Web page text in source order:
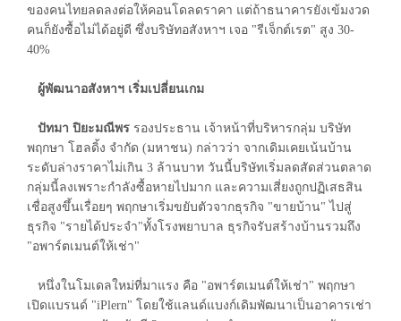
ของคนไทยลดลงต่อให้คอนโดลดราคา แต่ถ้าธนาคารยังเข้มงวด
คนก็ยังซื้อไม่ได้อยู่ดี ซึ่งบริษัทอสังหาฯ เจอ "รีเจ็กต์เรต" สูง 30-
40%
ผู้พัฒนาอสังหาฯ เริ่มเปลี่ยนเกม
ปัทมา ปิยะมณีพร รองประธาน เจ้าหน้าที่บริหารกลุ่ม บริษัท
พฤกษา โฮลดิ้ง จำกัด (มหาชน) กล่าวว่า จากเดิมเคยเน้นบ้าน
ระดับล่างราคาไม่เกิน 3 ล้านบาท วันนี้บริษัทเริ่มลดสัดส่วนตลาด
กลุ่มนี้ลงเพราะกำลังซื้อหายไปมาก และความเสี่ยงถูกปฏิเสธสิน
เชื่อสูงขึ้นเรื่อยๆ พฤกษาเริ่มขยับตัวจากธุรกิจ "ขายบ้าน" ไปสู่
ธุรกิจ "รายได้ประจำ"ทั้งโรงพยาบาล ธุรกิจรับสร้างบ้านรวมถึง
"อพาร์ตเมนต์ให้เช่า"
หนึ่งในโมเดลใหม่ที่มาแรง คือ "อพาร์ตเมนต์ให้เช่า" พฤกษา
เปิดแบรนด์ "iPlern" โดยใช้แลนด์แบงก์เดิมพัฒนาเป็นอาคารเช่า